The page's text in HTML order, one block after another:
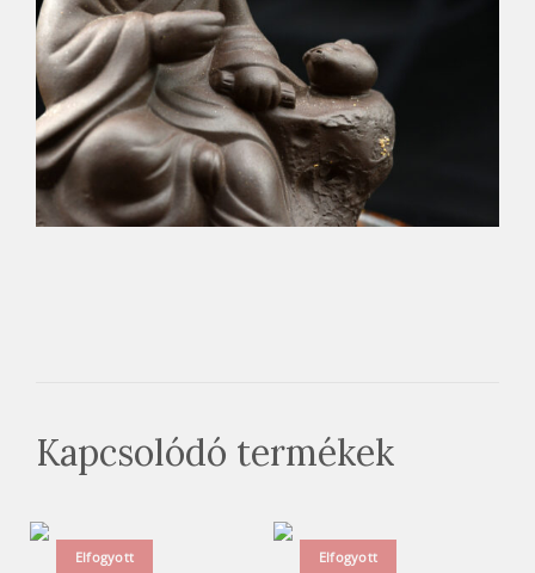
Kapcsolódó termékek
Elfogyott Elfogyott